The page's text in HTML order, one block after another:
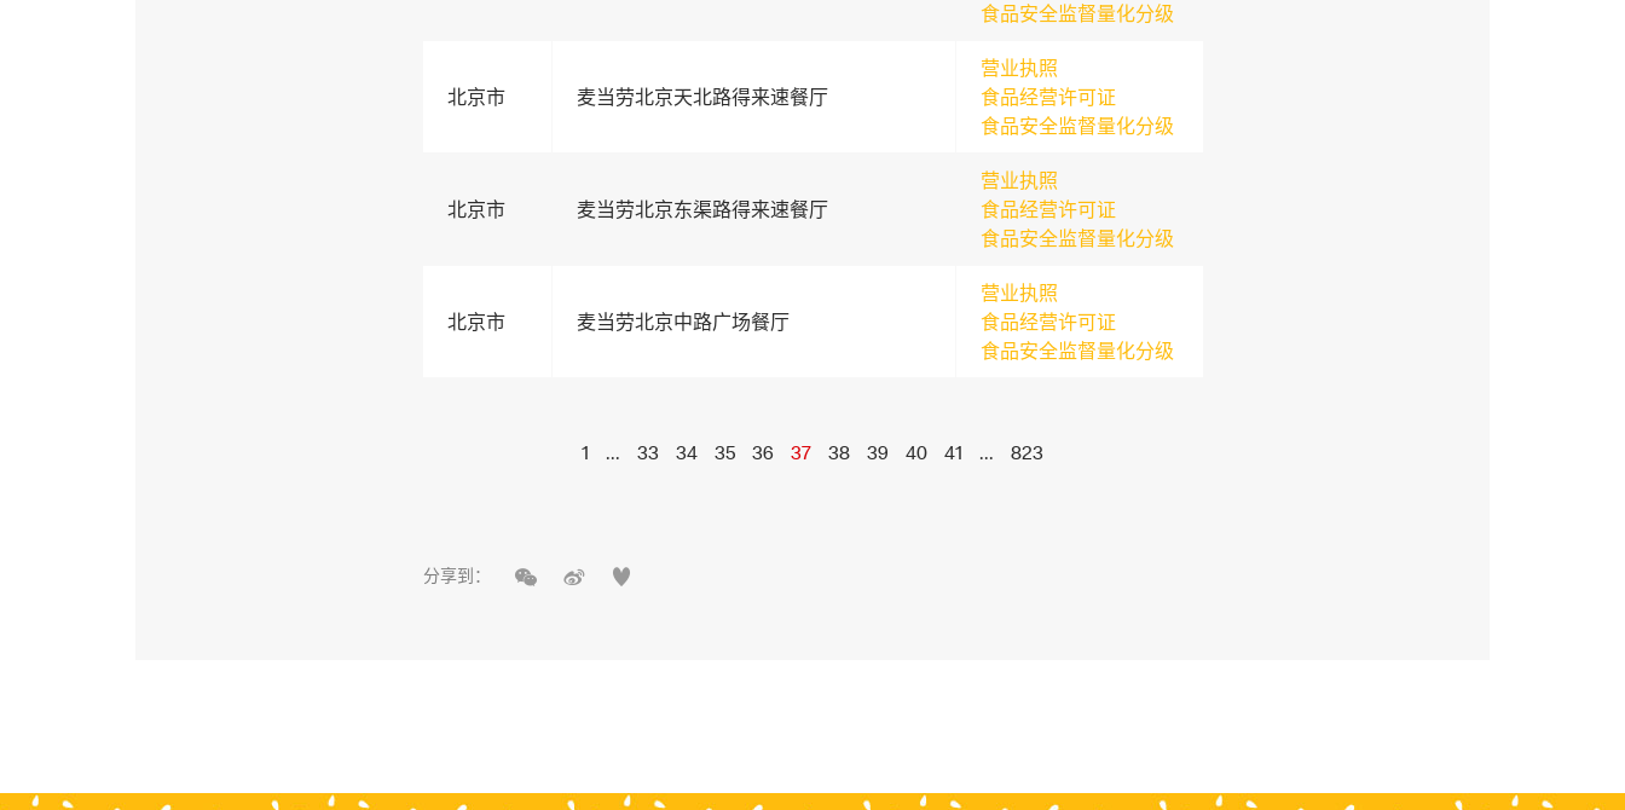
食品安全监督量化分级
北京市 麦当劳北京天北路得来速餐厅
营业执照
食品经营许可证
食品安全监督量化分级
北京市 麦当劳北京东渠路得来速餐厅
营业执照
食品经营许可证
食品安全监督量化分级
北京市 麦当劳北京中路广场餐厅
营业执照
食品经营许可证
食品安全监督量化分级
1 ... 33 34 35 36 37 38 39 40 41 ... 823
分享到：   